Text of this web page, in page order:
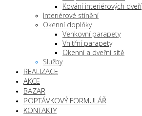
Kování interiérových dveří
Interiérové stínění
Okenní doplňky
Venkovní parapety
Vnitřní parapety
Okenní a dveřní sítě
Služby
REALIZACE
AKCE
BAZAR
POPTÁVKOVÝ FORMULÁŘ
KONTAKTY